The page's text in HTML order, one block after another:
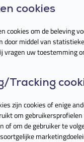
cookies
cookies om de beleving
door middel van
vragen uw toestemming
Tracking
zijn cookies of enige
om
om de gebruiker te